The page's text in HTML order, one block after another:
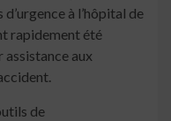
à l’hôpital de
rapidement été
assistance aux
de